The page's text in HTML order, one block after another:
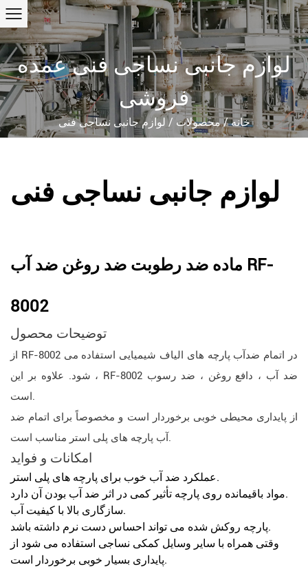
لوازم جانبی نساجی فنی عمده
فروشی
خانه/محصولات/لوازم جانبی نساجی فنی
لوازم جانبی نساجی فنی
ماده ضد رطوبت ضد روغن ضد آب RF-
8002
توضیحات محصول
از RF-8002 در اتمام ضدآب پارچه های الیاف شیمیایی استفاده می
شود. علاوه بر این ، RF-8002 ضد آب ، دافع روغن ، ضد رسوب
است.
از پایداری محیطی خوبی برخوردار است و مخصوصاً برای اتمام ضد
آب پارچه های پلی استر مناسب است.
امکانات و فواید
عملکرد ضد آب خوب برای پارچه های پلی استر.
مواد باقیمانده روی پارچه تأثیر کمی در اثر ضد آب بودن آن دارد.
سازگاری بالا با کیفیت آب.
پارچه روکش شده می تواند احساس دست نرم داشته باشد.
وقتی همراه با سایر وسایل کمکی نساجی استفاده می شود از
پایداری بسیار خوبی برخوردار است.